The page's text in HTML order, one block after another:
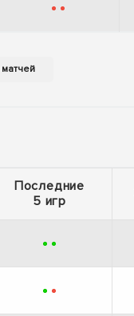
- -
Последние
5 игр
+ +
+ -